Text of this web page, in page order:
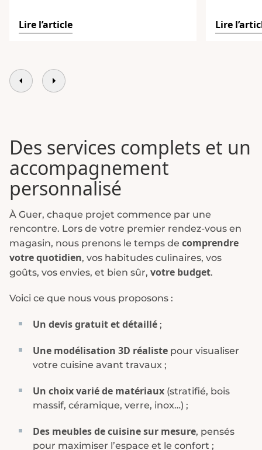
Lire l’article Lire
Des services complets et un
accompagnement
personnalisé
À Guer, chaque projet commence par une
rencontre. Lors de votre premier rendez-vous en
magasin, nous prenons le temps de comprendre
votre quotidien, vos habitudes culinaires, vos
goûts, vos envies, et bien sûr, votre budget.
Voici ce que nous vous proposons :
Un devis gratuit et détaillé ;
Une modélisation 3D réaliste pour visualiser
votre cuisine avant travaux ;
Un choix varié de matériaux (stratifié, bois
massif, céramique, verre, inox…) ;
Des meubles de cuisine sur mesure, pensés
pour maximiser l’espace et le confort ;